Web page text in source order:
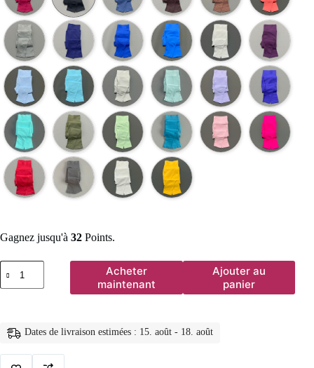
Gagnez jusqu'à 32 Points.
quantité
de
Leggings
haute
Acheter
maintenant
Ajouter au
panier
Dates de livraison estimées : 15. août - 18. août